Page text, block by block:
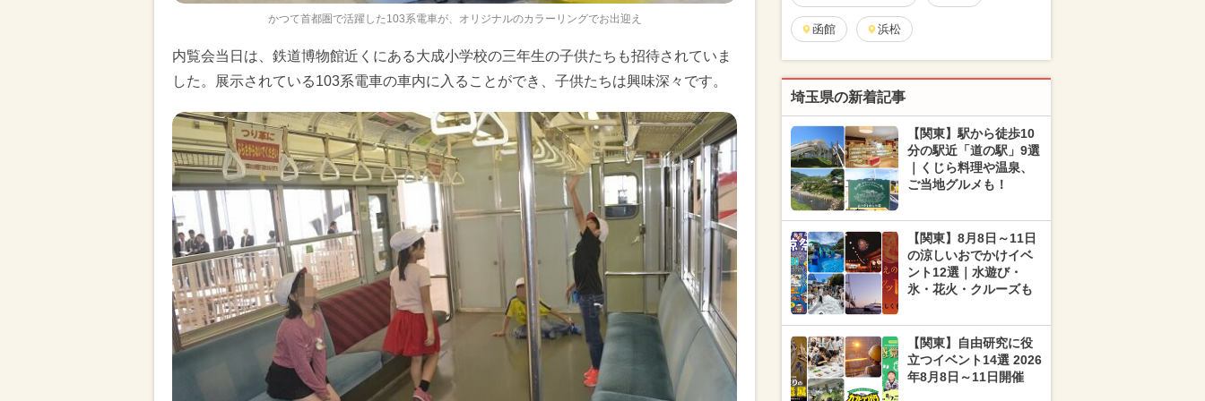
かつて首都圏で活躍した103系電車が、オリジナルのカラーリングでお出迎え
内覧会当日は、鉄道博物館近くにある大成小学校の三年生の子供たちも招待されていま
した。展示されている103系電車の車内に入ることができ、子供たちは興味深々です。
函館 浜松
埼玉県の新着記事
【関東】駅から徒歩10
分の駅近「道の駅」9選
｜くじら料理や温泉、
ご当地グルメも！
【関東】8月8日～11日
の涼しいおでかけイベ
ント12選｜水遊び・
氷・花火・クルーズも
【関東】自由研究に役
立つイベント14選 2026
年8月8日～11日開催